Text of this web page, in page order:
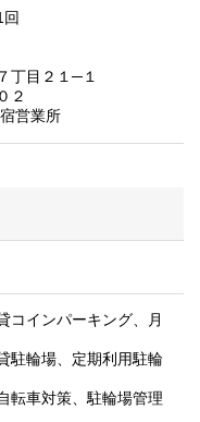
丁目２１─１
２
営業所
コインパーキング、月
駐輪場、定期利用駐輪
転車対策、駐輪場管理